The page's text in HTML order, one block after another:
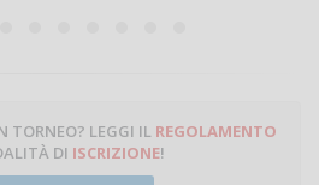
TORNEO? LEGGI IL REGOLAMENTO
DI ISCRIZIONE!